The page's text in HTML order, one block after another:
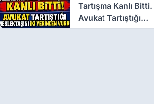
Tartışma Kanlı Bitti.
Avukat Tartıştığı
Meslektaşını İki